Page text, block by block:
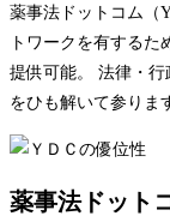
薬事法ドットコム（
トワークを有する
提供可能。 法律・
をひも解いて参りま
薬事法ドット